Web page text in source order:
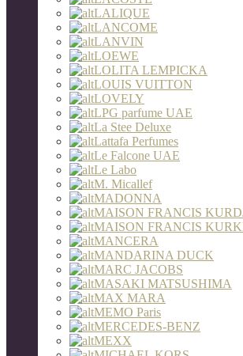
LALIQUE
LANCOME
LANVIN
LOEWE
LOLITA LEMPICKA
LOUIS VUITTON
LOVELY
LPG parfume UAE
La Stee Deluxe
Lattafa Perfumes
Le Falcone UAE
Le Labo
M. Micallef
MADONNA
MAISON FRANCIS
MAISON FRANCIS
MANCERA
MANDARINA DUCK
MARC JACOBS
MASAKI MATSUSHIMA
MAX MARA
MEMO Paris
MERCEDES-BENZ
MEXX